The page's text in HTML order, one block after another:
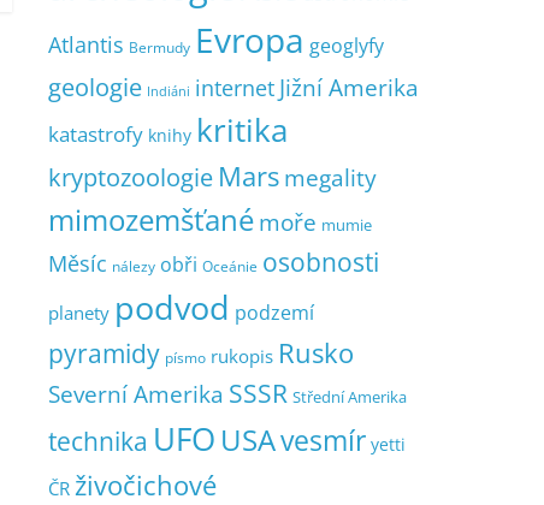
Atlantis Bermudy Evropa geoglyfy
geologie Indiáni internet Jižní Amerika
katastrofy knihy kritika
kryptozoologie Marsmegality
mimozemšťanémoře mumie
Měsíc nálezy obři Oceánie osobnosti
planety podvod podzemí
pyramidy písmo rukopis Rusko
Severní Amerika SSSR Střední Amerika
technika UFO USAvesmír yetti
ČR živočichové